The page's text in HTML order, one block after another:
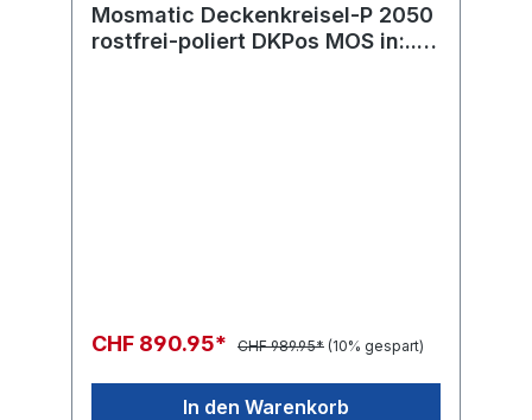
Mosmatic Deckenkreisel-P 2050
rostfrei-poliert DKPos MOS in:...
CHF 890.95* CHF 989.95* (10% gespart)
In den Warenkorb